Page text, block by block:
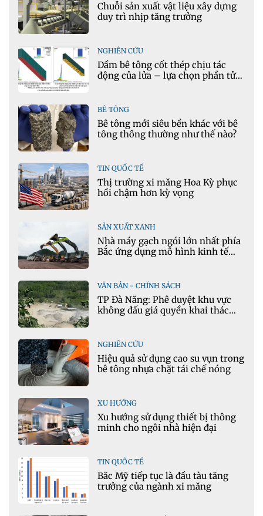
Chuỗi sản xuất vật liệu xây dựng
duy trì nhịp tăng trưởng
NGHIÊN CỨU
Dầm bê tông cốt thép chịu tác
động của lửa – lựa chọn phần tử
BÊ TÔNG
Bê tông mới siêu bền khác với bê
tông thông thường như thế nào?
TIN QUỐC TẾ
Thị trường xi măng Hoa Kỳ phục
hồi chậm hơn kỳ vọng
SẢN XUẤT XANH
Nhà máy gạch ngói lớn nhất phía
Bắc ứng dụng mô hình kinh tế
VĂN BẢN - CHÍNH SÁCH
TP Đà Nẵng: Phê duyệt khu vực
không đấu giá quyền khai thác
NGHIÊN CỨU
Hiệu quả sử dụng cao su vụn trong
bê tông nhựa chặt tái chế nóng
XU HƯỚNG
Xu hướng sử dụng thiết bị thông
minh cho ngôi nhà hiện đại
TIN QUỐC TẾ
Bắc Mỹ tiếp tục là đầu tàu tăng
trưởng của ngành xi măng